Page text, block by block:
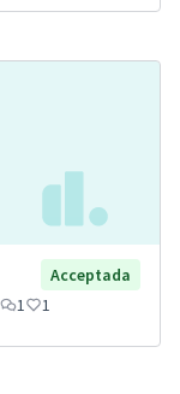
Acceptada
1 1